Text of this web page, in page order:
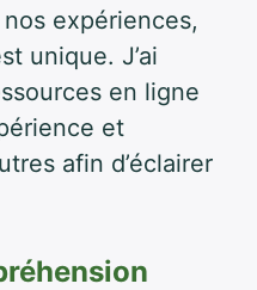
expériences,
unique. J’ai
en ligne
et
afin d’éclairer